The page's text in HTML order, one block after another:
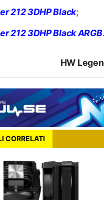
212 3DHP Black;
212 3DHP Black ARGB.
HW
CORRELATI